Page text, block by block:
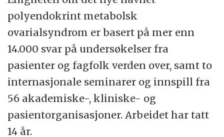
polyendokrint metabolsk
ovarialsyndrom er basert på mer enn
14.000 svar på undersøkelser fra
pasienter og fagfolk verden over, samt to
internasjonale seminarer og innspill fra
56 akademiske-, kliniske- og
pasientorganisasjoner. Arbeidet har tatt
14 år.